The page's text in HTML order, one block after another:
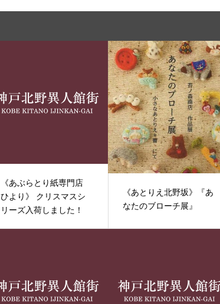
《あぶらとり紙専門店
ひより》 クリスマスシ
リーズ入荷しました！
《あとりえ北野坂》『あ
なたのブローチ展』